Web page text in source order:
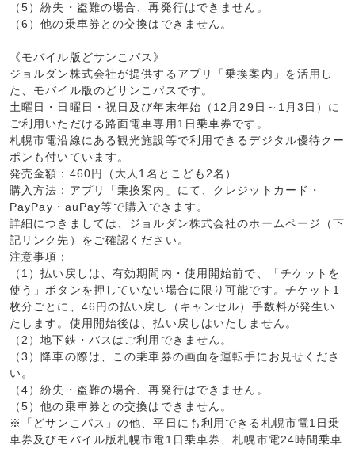
（5）紛失・盗難の場合、再発行はできません。
（6）他の乗車券との交換はできません。
《モバイル版どサンこパス》
ジョルダン株式会社が提供するアプリ「乗換案内」を活用し
た、モバイル版のどサンこパスです。
土曜日・日曜日・祝日及び年末年始（12月29日～1月3日）に
ご利用いただける路面電車専用1日乗車券です。
札幌市電沿線にある観光施設等で利用できるデジタル優待クー
ポンも付いています。
発売金額：460円（大人1名とこども2名）
購入方法：アプリ「乗換案内」にて、クレジットカード・
PayPay・auPay等で購入できます。
詳細につきましては、ジョルダン株式会社のホームページ（下
記リンク先）をご確認ください。
注意事項：
（1）払い戻しは、有効期間内・使用開始前で、「チケットを
使う」ボタンを押していない場合に限り可能です。チケット1
枚分ごとに、46円の払い戻し（キャンセル）手数料が発生い
たします。使用開始後は、払い戻しはいたしません。
（2）地下鉄・バスはご利用できません。
（3）降車の際は、この乗車券の画面を運転手にお見せくださ
い。
（4）紛失・盗難の場合、再発行はできません。
（5）他の乗車券との交換はできません。
※「どサンこパス」の他、平日にも利用できる札幌市電1日乗
車券及びモバイル版札幌市電1日乗車券、札幌市電24時間乗車